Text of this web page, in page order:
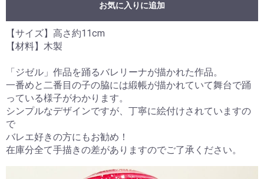
お気に入りに追加
【サイズ】高さ約11cm
【材料】木製
「ジゼル」作品を踊るバレリーナが描かれた作品。
一番めと二番目の子の脇には緞帳が描かれていて舞台で踊
っている様子がわかります。
シンプルなデザインですが、丁寧に絵付けされていますの
で
バレエ好きの方にもお勧め！
在庫分全て手描きの差がありますのでご了承ください。